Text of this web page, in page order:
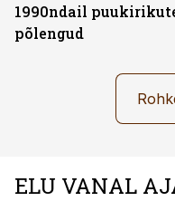
1990ndail
põlengud
ELU VANAL